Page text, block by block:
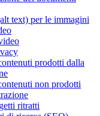
text) per le immagini
prodotti dalla
non prodotti
ritratti